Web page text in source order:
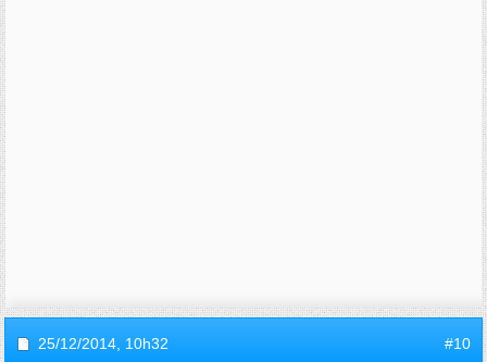
25/12/2014, 10h32 #10